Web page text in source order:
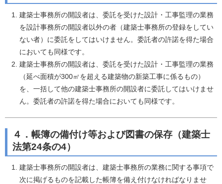
建築士事務所の開設者は、委託を受けた設計・工事監理の業務
を設計事務所の開設者以外の者（建築士事務所の登録をしてい
ない者）に委託をしてはいけません。委託者の許諾を得た場合
においても同様です。
建築士事務所の開設者は、委託を受けた設計・工事監理の業務
（延べ面積が300㎡を超える建築物の新築工事に係るもの）
を、一括して他の建築士事務所の開設者に委託してはいけませ
ん。委託者の許諾を得た場合においても同様です。
４．帳簿の備付け等および図書の保存（建築士
法第24条の4）
建築士事務所の開設者は、建築士事務所の業務に関する事項で
次に掲げるものを記載した帳簿を備え付けなければなりませ